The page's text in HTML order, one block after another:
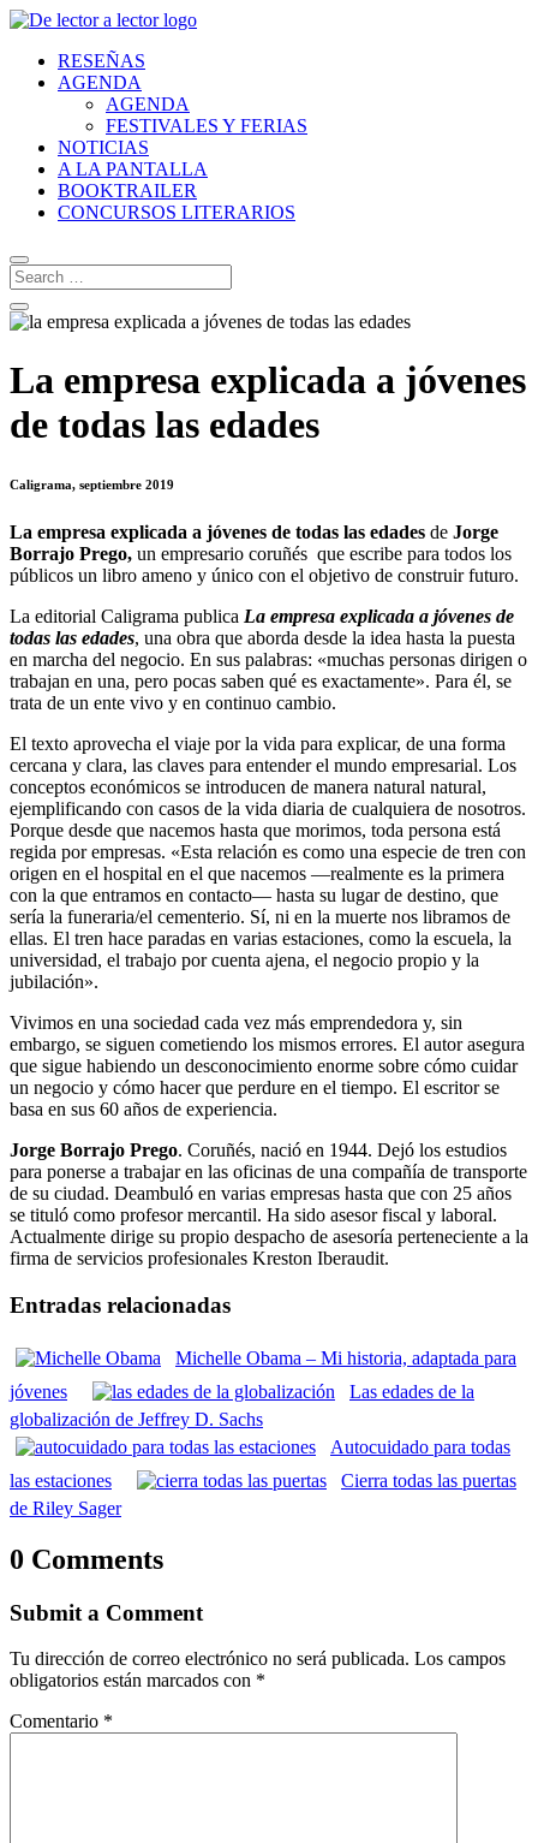
RESEÑAS
AGENDA
AGENDA
FESTIVALES Y FERIAS
NOTICIAS
A LA PANTALLA
BOOKTRAILER
CONCURSOS LITERARIOS
La empresa explicada a jóvenes
de todas las edades
Caligrama, septiembre 2019
La empresa explicada a jóvenes de todas las edades de Jorge
Borrajo Prego, un empresario coruñés que escribe para todos los
públicos un libro ameno y único con el objetivo de construir futuro.
La editorial Caligrama publica La empresa explicada a jóvenes de
todas las edades, una obra que aborda desde la idea hasta la puesta
en marcha del negocio. En sus palabras: «muchas personas dirigen o
trabajan en una, pero pocas saben qué es exactamente». Para él, se
trata de un ente vivo y en continuo cambio.
El texto aprovecha el viaje por la vida para explicar, de una forma
cercana y clara, las claves para entender el mundo empresarial. Los
conceptos económicos se introducen de manera natural natural,
ejemplificando con casos de la vida diaria de cualquiera de nosotros.
Porque desde que nacemos hasta que morimos, toda persona está
regida por empresas. «Esta relación es como una especie de tren con
origen en el hospital en el que nacemos —realmente es la primera
con la que entramos en contacto— hasta su lugar de destino, que
sería la funeraria/el cementerio. Sí, ni en la muerte nos libramos de
ellas. El tren hace paradas en varias estaciones, como la escuela, la
universidad, el trabajo por cuenta ajena, el negocio propio y la
jubilación».
Vivimos en una sociedad cada vez más emprendedora y, sin
embargo, se siguen cometiendo los mismos errores. El autor asegura
que sigue habiendo un desconocimiento enorme sobre cómo cuidar
un negocio y cómo hacer que perdure en el tiempo. El escritor se
basa en sus 60 años de experiencia.
Jorge Borrajo Prego. Coruñés, nació en 1944. Dejó los estudios
para ponerse a trabajar en las oficinas de una compañía de transporte
de su ciudad. Deambuló en varias empresas hasta que con 25 años
se tituló como profesor mercantil. Ha sido asesor fiscal y laboral.
Actualmente dirige su propio despacho de asesoría perteneciente a la
firma de servicios profesionales Kreston Iberaudit.
Entradas relacionadas
Michelle Obama – Mi historia, adaptada para
jóvenes
Las edades de la
globalización de Jeffrey D. Sachs
Autocuidado para todas
las estaciones
Cierra todas las puertas
de Riley Sager
0 Comments
Submit a Comment
Tu dirección de correo electrónico no será publicada. Los campos
obligatorios están marcados con *
Comentario *